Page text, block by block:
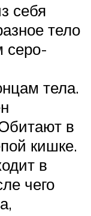
себя
тело
серо-
тела.
в
кишке.
в
чего